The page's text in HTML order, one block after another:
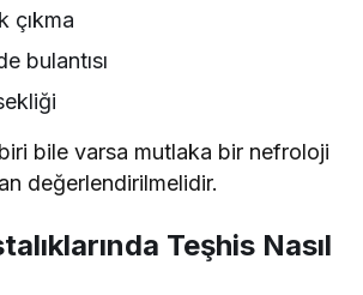
çıkma
bulantısı
bile varsa mutlaka bir nefroloji
değerlendirilmelidir.
Teşhis Nasıl